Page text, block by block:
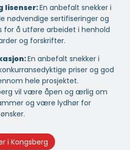
lisenser:En anbefalt snekker i
nødvendige sertifiseringer og
for å utføre arbeidet i henhold
og forskrifter.
En anbefalt snekker i
priser og god
hele prosjektet.
vil være åpen og ærlig om
og være lydhør for
i Kongsberg